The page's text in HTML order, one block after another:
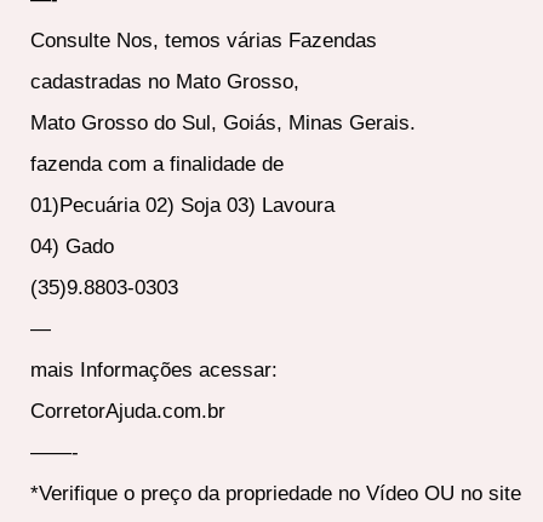
Consulte Nos, temos várias Fazendas
cadastradas no Mato Grosso,
Mato Grosso do Sul, Goiás, Minas Gerais.
fazenda com a finalidade de
01)Pecuária 02) Soja 03) Lavoura
04) Gado
(35)9.8803-0303
—
mais Informações acessar:
CorretorAjuda.com.br
——-
*Verifique o preço da propriedade no Vídeo OU no site